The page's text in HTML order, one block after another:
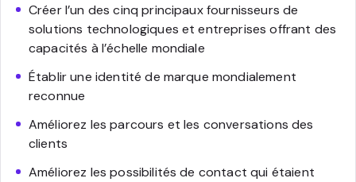
Créer l’un des cinq principaux fournisseurs de
solutions technologiques et entreprises offrant des
capacités à l’échelle mondiale
Établir une identité de marque mondialement
reconnue
Améliorez les parcours et les conversations des
clients
Améliorez les possibilités de contact qui étaient